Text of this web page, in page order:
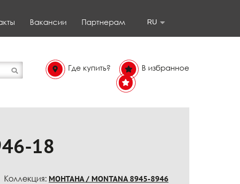
Вакансии Партнерам RU
Где купить? В избранное
18
Коллекция: МОНТАНА / MONTANA 8945-8946